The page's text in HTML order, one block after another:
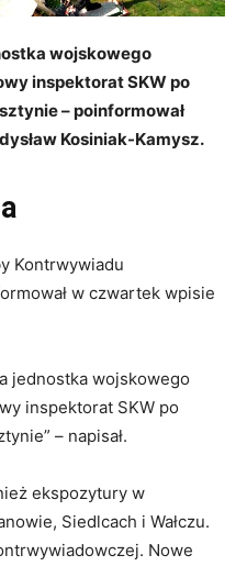
wojskowego
inspektorat SKW po
– poinformował
Kosiniak-Kamysz.
Kontrwywiadu
w czwartek wpisie
jednostka wojskowego
inspektorat SKW po
– napisał.
ekspozytury w
Siedlcach i Wałczu.
Nowe